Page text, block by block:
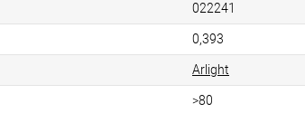
022241
0,393
Arlight
>80